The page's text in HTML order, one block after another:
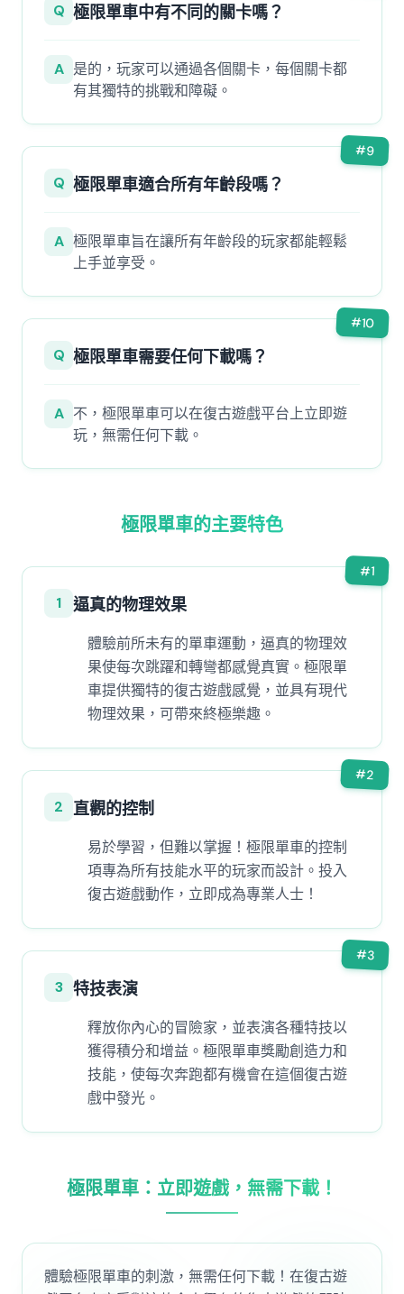
Q 極限單車中有不同的關卡嗎？
A 是的，玩家可以通過各個關卡，每個關卡都
有其獨特的挑戰和障礙。
#9
Q 極限單車適合所有年齡段嗎？
A 極限單車旨在讓所有年齡段的玩家都能輕鬆
上手並享受。
#10
Q 極限單車需要任何下載嗎？
A 不，極限單車可以在復古遊戲平台上立即遊
玩，無需任何下載。
極限單車的主要特色
#1
1 逼真的物理效果
體驗前所未有的單車運動，逼真的物理效
果使每次跳躍和轉彎都感覺真實。極限單
車提供獨特的復古遊戲感覺，並具有現代
物理效果，可帶來終極樂趣。
#2
2 直觀的控制
易於學習，但難以掌握！極限單車的控制
項專為所有技能水平的玩家而設計。投入
復古遊戲動作，立即成為專業人士！
#3
3 特技表演
釋放你內心的冒險家，並表演各種特技以
獲得積分和增益。極限單車獎勵創造力和
技能，使每次奔跑都有機會在這個復古遊
戲中發光。
極限單車：立即遊戲，無需下載！
體驗極限單車的刺激，無需任何下載！在復古遊